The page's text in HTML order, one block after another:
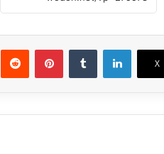
‫X
لينكدإن بينتيريست